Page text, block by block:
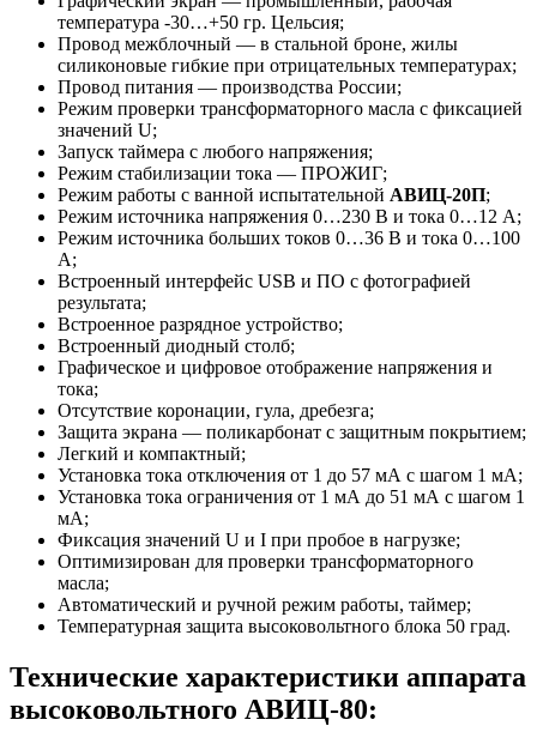
температура -30…+50 гр. Цельсия;
Провод межблочный — в стальной броне, жилы
силиконовые гибкие при отрицательных температурах;
Провод питания — производства России;
Режим проверки трансформаторного масла с фиксацией
значений U;
Запуск таймера с любого напряжения;
Режим стабилизации тока — ПРОЖИГ;
Режим работы с ванной испытательной АВИЦ-20П;
Режим источника напряжения 0…230 В и тока 0…12 А;
Режим источника больших токов 0…36 В и тока 0…100
А;
Встроенный интерфейс USB и ПО с фотографией
результата;
Встроенное разрядное устройство;
Встроенный диодный столб;
Графическое и цифровое отображение напряжения и
тока;
Отсутствие коронации, гула, дребезга;
Защита экрана — поликарбонат с защитным покрытием;
Легкий и компактный;
Установка тока отключения от 1 до 57 мА с шагом 1 мА;
Установка тока ограничения от 1 мА до 51 мА с шагом 1
мА;
Фиксация значений U и I при пробое в нагрузке;
Оптимизирован для проверки трансформаторного
масла;
Автоматический и ручной режим работы, таймер;
Температурная защита высоковольтного блока 50 град.
Технические характеристики аппарата
высоковольтного АВИЦ-80: